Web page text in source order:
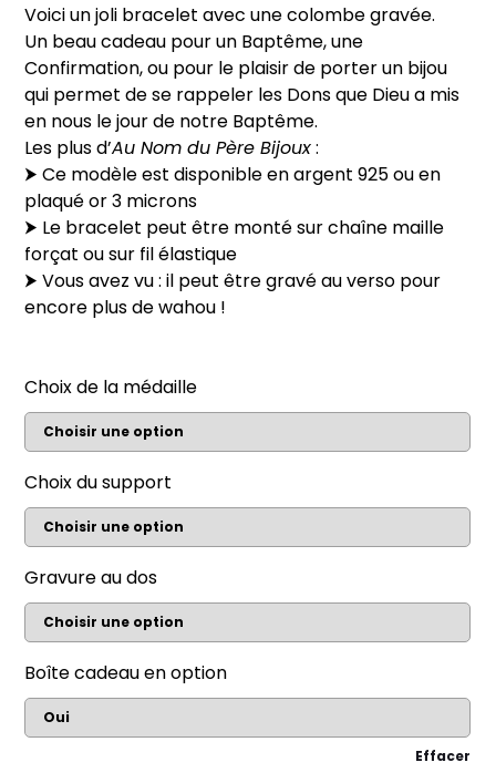
32,00 €
à
63,00 €
Voici un joli bracelet avec une colombe gravée.
Un beau cadeau pour un Baptême, une
Confirmation, ou pour le plaisir de porter un bijou
qui permet de se rappeler les Dons que Dieu a mis
en nous le jour de notre Baptême.
Les plus d’Au Nom du Père Bijoux:
⮞ Ce modèle est disponible en argent 925 ou en
plaqué or 3 microns
⮞ Le bracelet peut être monté sur chaîne maille
forçat ou sur fil élastique
⮞ Vous avez vu : il peut être gravé au verso pour
encore plus de wahou !
Choix de la médaille
Choix du support
Gravure au dos
Boîte cadeau en option
Effacer